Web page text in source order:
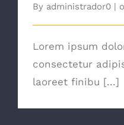
By administrador0 |
Lorem ipsum
consectetur
laoreet finibu [...]